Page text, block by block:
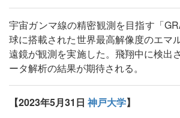
宇宙ガンマ線の精密観測を目指す「
球に搭載された世界最高解像度のエマ
遠鏡が観測を実施した。飛翔中に検出
ータ解析の結果が期待される。
【2023年5月31日 神戸大学】